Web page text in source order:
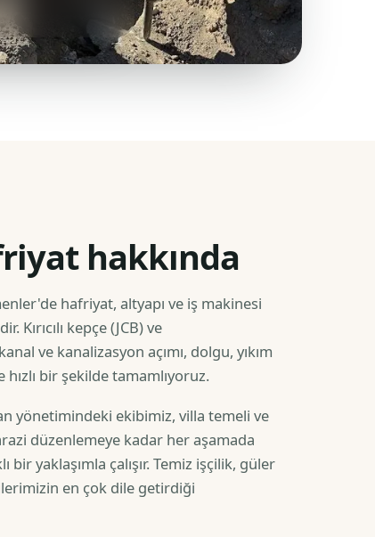
hakkında
hafriyat, altyapı ve iş makinesi
kepçe (JCB) ve
ve kanalizasyon açımı, dolgu, yıkım
bir şekilde tamamlıyoruz.
yönetimindeki ekibimiz, villa temeli ve
düzenlemeye kadar her aşamada
yaklaşımla çalışır. Temiz işçilik, güler
en çok dile getirdiği